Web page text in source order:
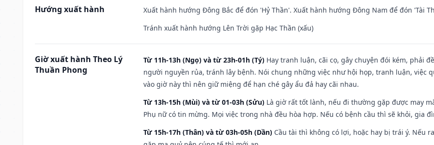
Hướng xuất hành
Xuất hành hướng Đông Bắc để đón 'Hỷ Thần'. Xuất hành hướng Đông Nam để đón 'Tài
Tránh xuất hành hướng Lên Trời gặp Hạc Thần (xấu)
Giờ xuất hành Theo Lý
Thuần Phong
Từ 11h-13h (Ngọ) và từ 23h-01h (Tý) Hay tranh luận, cãi cọ, gây chuyện đói kém, phải
người nguyền rủa, tránh lây bệnh. Nói chung những việc như hội họp, tranh luận, việc
vào giờ này thì nên giữ miệng để hạn ché gây ẩu đả hay cãi nhau.
Từ 13h-15h (Mùi) và từ 01-03h (Sửu) Là giờ rất tốt lành, nếu đi thường gặp được may
Phụ nữ có tin mừng. Mọi việc trong nhà đều hòa hợp. Nếu có bệnh cầu thì sẽ khỏi, gia
Từ 15h-17h (Thân) và từ 03h-05h (Dần) Cầu tài thì không có lợi, hoặc hay bị trái ý. Nếu